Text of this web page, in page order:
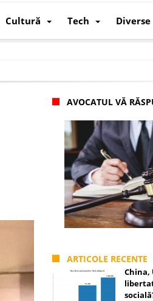
Cultură Tech Diverse
demografiei, fiscalității și poziției
AVOCATUL VĂ
ARTICOLE RECENTE
China,